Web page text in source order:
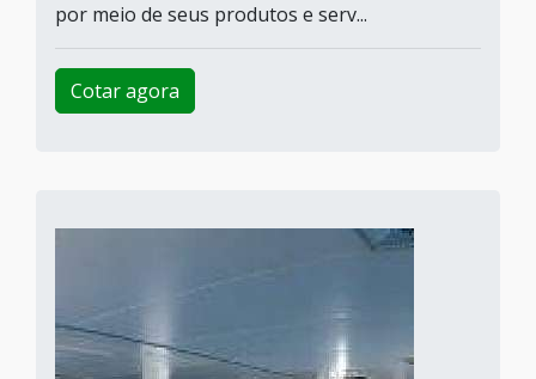
por meio de seus produtos e serv...
Cotar agora